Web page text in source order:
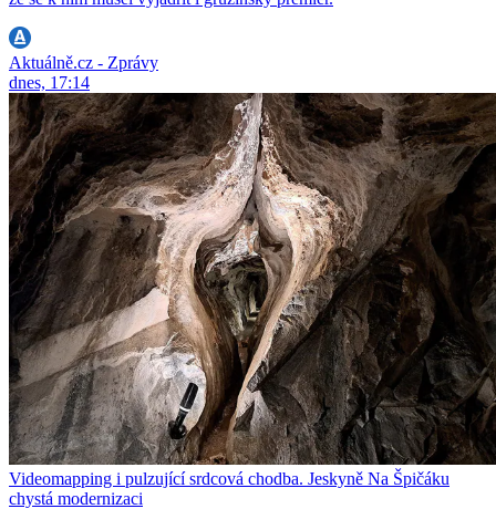
Aktuálně.cz - Zprávy
dnes, 17:14
Videomapping i pulzující srdcová chodba. Jeskyně Na Špičáku
chystá modernizaci